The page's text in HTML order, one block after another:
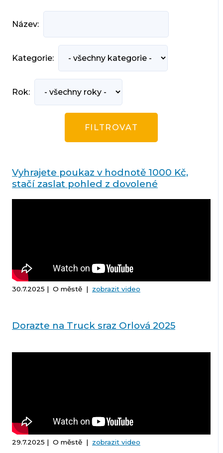
Název:
Kategorie:
Rok:
Vyhrajete poukaz v hodnotě 1000 Kč,
stačí zaslat pohled z dovolené
30.7.2025 | O městě | zobrazit video
Dorazte na Truck sraz Orlová 2025
29.7.2025 | O městě | zobrazit video